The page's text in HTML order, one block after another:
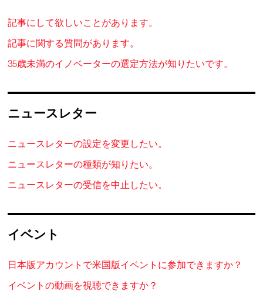
記事にして欲しいことがあります。
記事に関する質問があります。
35歳未満のイノベーターの選定方法が知りたいです。
ニュースレター
ニュースレターの設定を変更したい。
ニュースレターの種類が知りたい。
ニュースレターの受信を中止したい。
イベント
日本版アカウントで米国版イベントに参加できますか？
イベントの動画を視聴できますか？